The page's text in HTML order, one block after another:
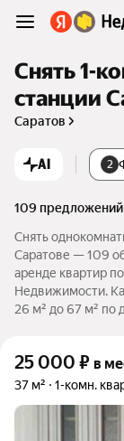
Снять 1-
станции
Саратов
AI 2
109 предложений
Снять
Саратове — 109
аренде квартир
Недвижимости.
26 м² до 67 м² по
25 000 ₽ в
37 м² 1-комн.